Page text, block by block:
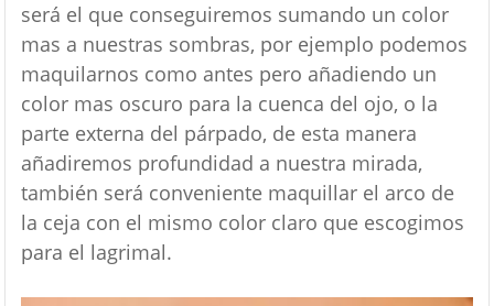
será el que conseguiremos sumando un color
mas a nuestras sombras, por ejemplo podemos
maquilarnos como antes pero añadiendo un
color mas oscuro para la cuenca del ojo, o la
parte externa del párpado, de esta manera
añadiremos profundidad a nuestra mirada,
también será conveniente maquillar el arco de
la ceja con el mismo color claro que escogimos
para el lagrimal.